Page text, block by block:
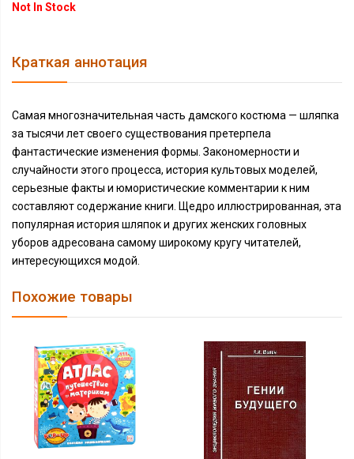
Not In Stock
Краткая аннотация
Самая многозначительная часть дамского костюма — шляпка
за тысячи лет своего существования претерпела
фантастические изменения формы. Закономерности и
случайности этого процесса, история культовых моделей,
серьезные факты и юмористические комментарии к ним
составляют содержание книги. Щедро иллюстрированная, эта
популярная история шляпок и других женских головных
уборов адресована самому широкому кругу читателей,
интересующихся модой.
Похожие товары